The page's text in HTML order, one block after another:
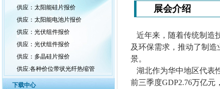
供应：太阳能硅片报价
供应：太阳能电池片报价
供应：光伏组件报价
供应：光伏组件报价
供应：多晶硅片报价
供应:各种价位带状光纤热缩管
下载中心
展会介绍
近年来，随着传统制造
及环保需求，推动了制
景。
湖北作为华中地区代表
前三季度GDP2.76万亿元